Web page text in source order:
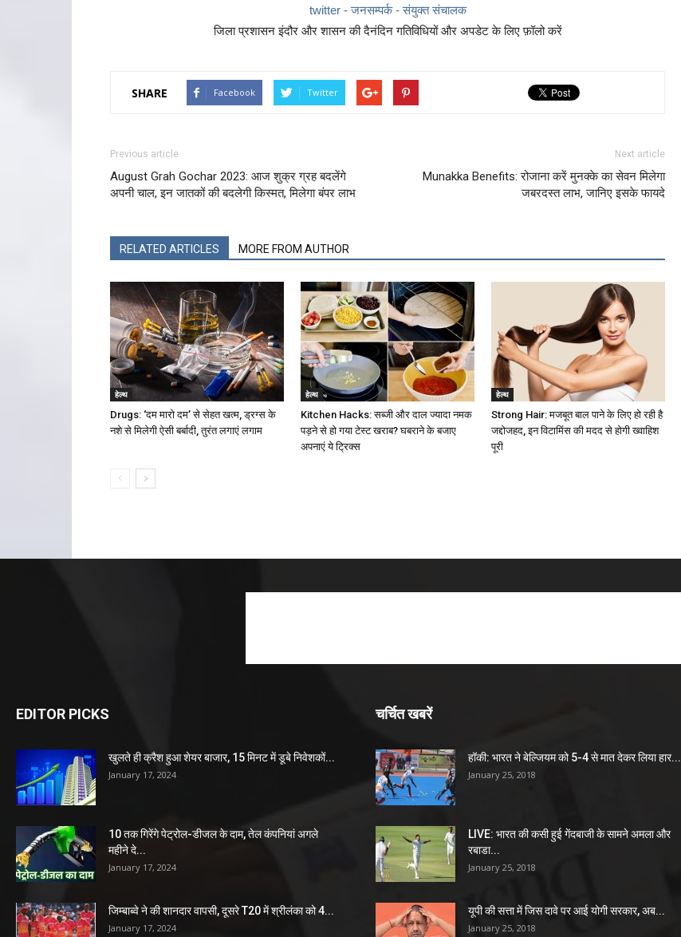
twitter - जनसम्पर्क - संयुक्त संचालक
जिला प्रशासन इंदौर और शासन की दैनंदिन गतिविधियों और अपडेट के लिए फ़ॉलो करें
SHARE Facebook Twitter
Previous article
August Grah Gochar 2023: आज शुक्र ग्रह बदलेंगे
अपनी चाल, इन जातकों की बदलेगी किस्मत, मिलेगा बंपर लाभ
Next article
Munakka Benefits: रोजाना करें मुनक्के का सेवन मिलेगा
जबरदस्त लाभ, जानिए इसके फायदे
RELATED ARTICLES MORE FROM AUTHOR
हेल्थ
Drugs: ‘दम मारो दम’ से सेहत खत्म, ड्रग्स के
नशे से मिलेगी ऐसी बर्बादी, तुरंत लगाएं लगाम
हेल्थ
Kitchen Hacks: सब्जी और दाल ज्यादा नमक
पड़ने से हो गया टेस्ट खराब? घबराने के बजाए
अपनाएं ये ट्रिक्स
हेल्थ
Strong Hair: मजबूत बाल पाने के लिए हो रही है
जद्दोजहद, इन विटामिंस की मदद से होगी ख्वाहिश
पूरी
EDITOR PICKS
खुलते ही क्रैश हुआ शेयर बाजार, 15 मिनट में डूबे निवेशकों...
January 17, 2024
10 तक गिरेंगे पेट्रोल-डीजल के दाम, तेल कंपनियां अगले
महीने दे...
January 17, 2024
जिम्बाब्वे ने की शानदार वापसी, दूसरे T20 में श्रीलंका को 4...
January 17, 2024
चर्चित खबरें
हॉकी: भारत ने बेल्जियम को 5-4 से मात देकर लिया हार...
January 25, 2018
LIVE: भारत की कसी हुई गेंदबाजी के सामने अमला और
रबाडा...
January 25, 2018
यूपी की सत्ता में जिस दावे पर आई योगी सरकार, अब...
January 25, 2018